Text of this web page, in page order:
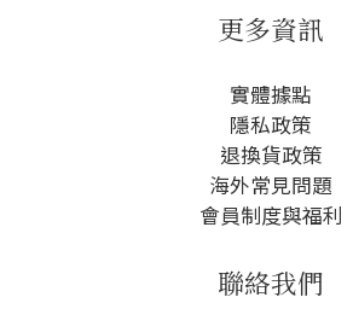
更多資訊
實體據點
隱私政策
退換貨政策
海外常見問題
會員制度與福利
聯絡我們